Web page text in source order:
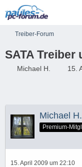
Treiber-Forum
SATA Treiber
Michael H. 15.
Michael H.
Premium-
15. April 2009 um 22:10